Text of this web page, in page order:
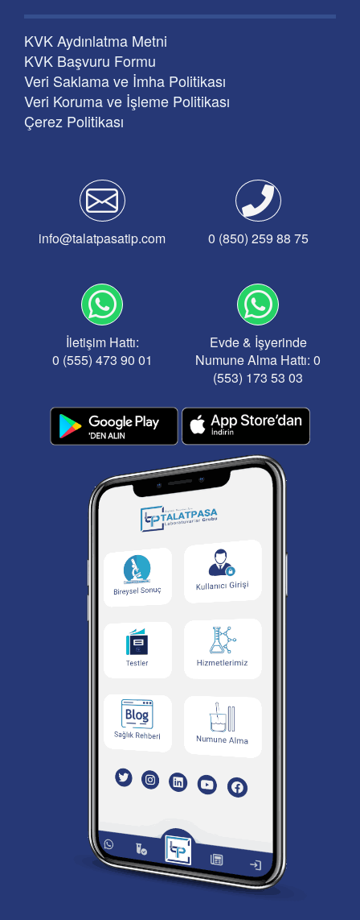
KVK Aydınlatma Metni
KVK Başvuru Formu
Veri Saklama ve İmha Politikası
Veri Koruma ve İşleme Politikası
Çerez Politikası
info@talatpasatip.com 0 (850) 259 88 75
İletişim Hattı:
0 (555) 473 90 01
Evde & İşyerinde
Numune Alma Hattı: 0
(553) 173 53 03